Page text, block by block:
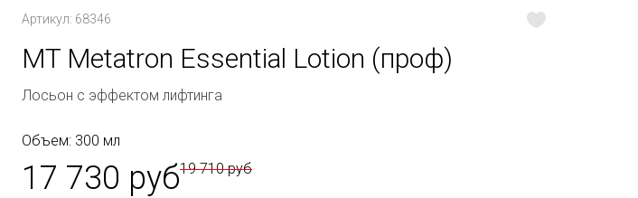
Артикул: 68346
MT Metatron Essential Lotion (проф)
Лосьон с эффектом лифтинга
Объем: 300 мл
17 730 руб19 710 руб